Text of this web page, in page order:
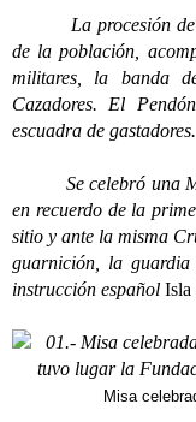
La procesión de la
de la población,
militares, la banda
Cazadores. El
escuadra de gastadores.
Se celebró una
en recuerdo de la
sitio y ante la misma
guarnición, la
instrucción español Isla
Misa